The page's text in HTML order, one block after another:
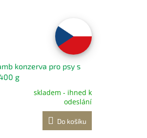
konzerva pro psy s
g
skladem - ihned k
odeslání
Do košíku